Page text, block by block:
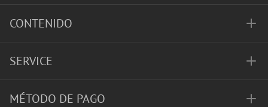
CONTENIDO
SERVICE
MÉTODO DE PAGO